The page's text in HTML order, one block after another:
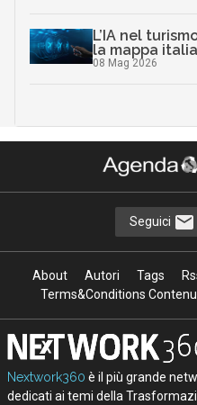
L’IA nel
la mappa
08 Mag 2026
Seguici
About Autori Tags
Terms&Conditions
Nextwork360 è il più grande
dedicati ai temi della